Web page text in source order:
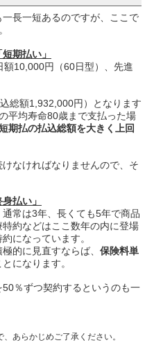
長一短あるのですが、ここで
期払い」
10,000円（60日型）、先進
総額1,932,000円）となります
平均寿命80歳まで支払った場
期払の払込総額を大きく上回
なければなりませんので、そ
払い」
常は3年、長くても5年で商品
約などはここ数年の内に登場
になっています。
的に見直すならば、 保険料単
になります。
％ずつ契約するというのも一
あらかじめご了承ください。